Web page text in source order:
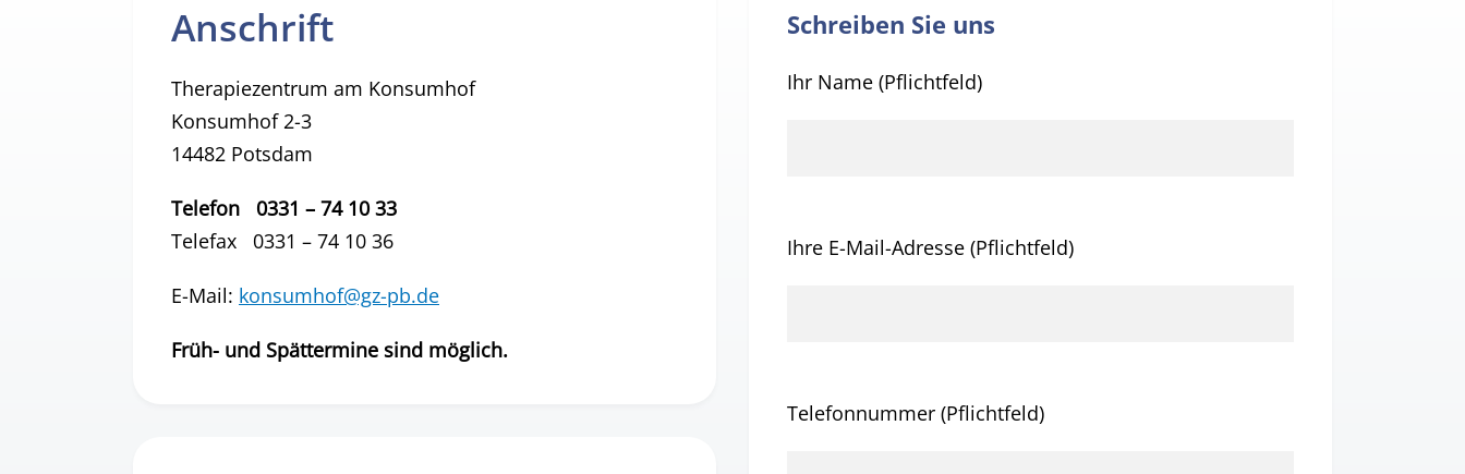
Anschrift
Therapiezentrum am Konsumhof
Konsumhof 2-3
14482 Potsdam
Telefon 0331 – 74 10 33
Telefax 0331 – 74 10 36
E-Mail: konsumhof@gz-pb.de
Früh- und Spättermine sind möglich.
Schreiben Sie uns
Ihr Name (Pflichtfeld)
Ihre E-Mail-Adresse (Pflichtfeld)
Telefonnummer (Pflichtfeld)